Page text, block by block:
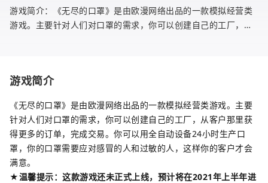
游戏简介：《无尽的口罩》是由欧漫网络出品的一款模拟经营类
游戏。主要针对人们对口罩的需求，你可以创建自己的工厂，从
游戏简介
《无尽的口罩》是由欧漫网络出品的一款模拟经营类游戏。主要
针对人们对口罩的需求，你可以创建自己的工厂，从客户那里获
得更多的订单，完成交易。你可以用全自动设备24小时生产口
罩，你的口罩需要应对感冒的人和过敏的人，这样你的客户才会
满意。
★温馨提示：这款游戏还未正式上线，预计将在2021年上半年进